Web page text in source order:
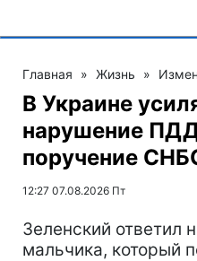
Главная » Жизнь »
В Украине
нарушение
поручение
12:27 07.08.2026 Пт
Зеленский ответил
мальчика, который